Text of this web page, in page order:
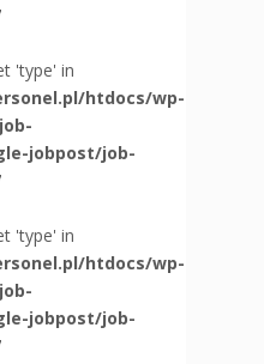
'type' in
htdocs/wp-
jobpost/job-
'type' in
htdocs/wp-
jobpost/job-